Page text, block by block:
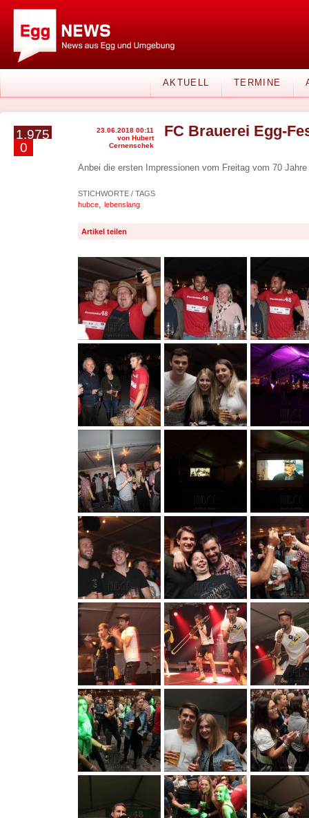
AKTUELL TERMINE
1.975
0
23.06.2018 00:11
von Hubert
Cernenschek
FC Brauerei Egg-
Anbei die ersten Impressionen vom Freitag vom 70
STICHWORTE / TAGS
hubce, lebenslang
Artikel teilen